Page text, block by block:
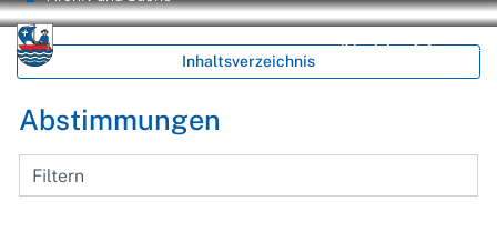
zur Startseite
Direkt zur Hauptnavigation
Direkt zum Inhalt
Direkt zur Suche
Direkt zum Stichwortverzeichnis
Unterägeri
Inhaltsverzeichnis
Abstimmungen
Filtern